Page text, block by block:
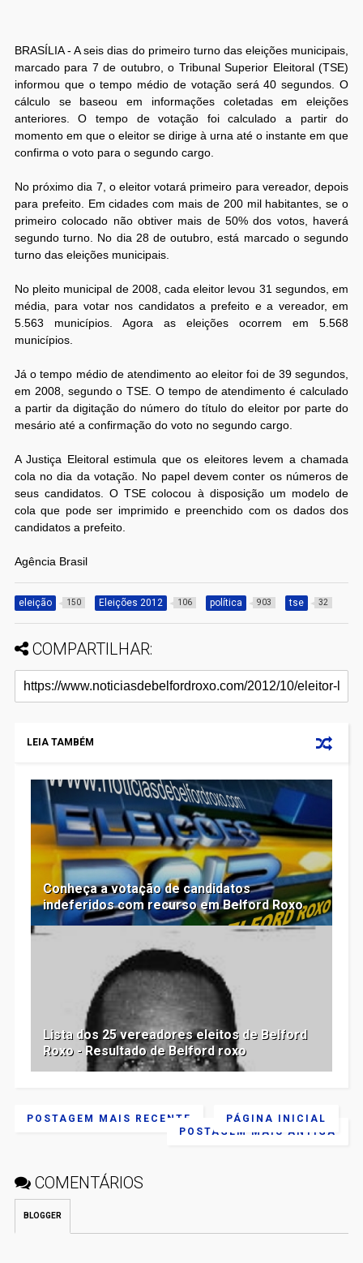
BRASÍLIA - A seis dias do primeiro turno das eleições municipais,
marcado para 7 de outubro, o Tribunal Superior Eleitoral (TSE)
informou que o tempo médio de votação será 40 segundos. O
cálculo se baseou em informações coletadas em eleições
anteriores. O tempo de votação foi calculado a partir do
momento em que o eleitor se dirige à urna até o instante em que
confirma o voto para o segundo cargo.
No próximo dia 7, o eleitor votará primeiro para vereador, depois
para prefeito. Em cidades com mais de 200 mil habitantes, se o
primeiro colocado não obtiver mais de 50% dos votos, haverá
segundo turno. No dia 28 de outubro, está marcado o segundo
turno das eleições municipais.
No pleito municipal de 2008, cada eleitor levou 31 segundos, em
média, para votar nos candidatos a prefeito e a vereador, em
5.563 municípios. Agora as eleições ocorrem em 5.568
municípios.
Já o tempo médio de atendimento ao eleitor foi de 39 segundos,
em 2008, segundo o TSE. O tempo de atendimento é calculado
a partir da digitação do número do título do eleitor por parte do
mesário até a confirmação do voto no segundo cargo.
A Justiça Eleitoral estimula que os eleitores levem a chamada
cola no dia da votação. No papel devem conter os números de
seus candidatos. O TSE colocou à disposição um modelo de
cola que pode ser imprimido e preenchido com os dados dos
candidatos a prefeito.
Agência Brasil
eleição 150 Eleições 2012 106 política 903 tse 32
COMPARTILHAR:
LEIA TAMBÉM
Conheça a votação de candidatos
indeferidos com recurso em Belford Roxo
Lista dos 25 vereadores eleitos de Belford
Roxo - Resultado de Belford roxo
POSTAGEM MAIS RECENTE
POSTAGEM MAIS ANTIGA
PÁGINA INICIAL
COMENTÁRIOS
BLOGGER